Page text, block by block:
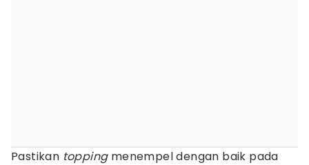
Pastikan toppingmenempel dengan baik pada